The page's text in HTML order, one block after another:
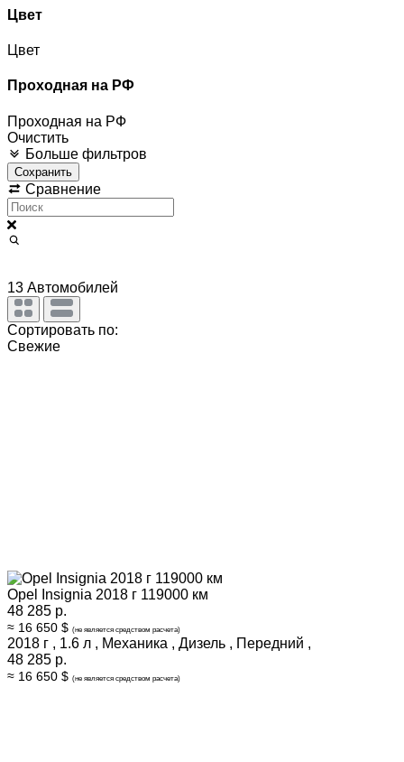
Цвет
Цвет
Проходная на РФ
Проходная на РФ
Очистить
Больше фильтров
Сохранить
Сравнение
13 Автомобилей
Сортировать по:
Свежие
Opel Insignia 2018 г 119000 км
48 285 р.
≈ 16 650 $ (не является средством расчета)
2018 г , 1.6 л , Механика , Дизель , Передний ,
48 285 р.
≈ 16 650 $ (не является средством расчета)